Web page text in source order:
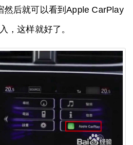
然后就可以看到Apple CarPlay
，这样就好了。